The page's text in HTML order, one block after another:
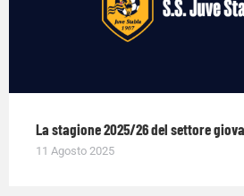
La stagione 2025/26 del settore
11 Agosto 2025